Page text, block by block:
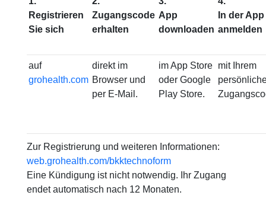
Registrieren
Sie sich
Zugangscode
erhalten
App
downloaden
In der App
anmelden
auf
grohealth.com
direkt im
Browser und
per E-Mail.
im App Store
oder Google
Play Store.
mit Ihrem
Zur Registrierung und weiteren Informationen:
web.grohealth.com/bkktechnoform
Eine Kündigung ist nicht notwendig. Ihr Zugang
endet automatisch nach 12 Monaten.